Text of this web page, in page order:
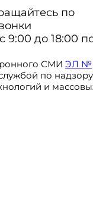
по
9:00 до 18:00
СМИ ЭЛ №
по надзору
и